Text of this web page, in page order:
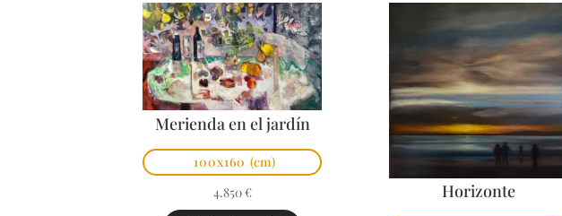
Merienda en el jardín
100x160 (cm)
4.850 € Horizonte